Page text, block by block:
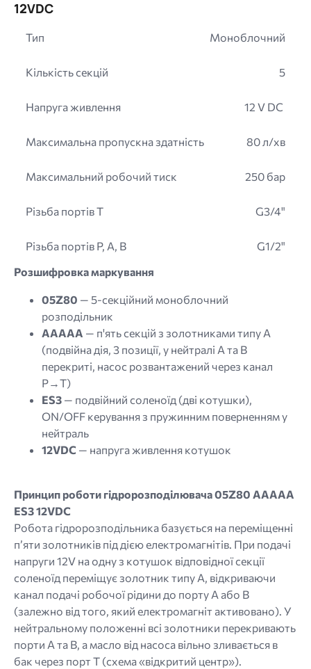
12VDC
Тип Моноблочний
Кількість секцій 5
Напруга живлення 12 V DC
Максимальна пропускна здатність 80 л/хв
Максимальний робочий тиск 250 бар
Різьба портів T G3/4"
Різьба портів P, A, B
G1/2"
Розшифровка маркування
05Z80 — 5-секційний моноблочний
розподільник
AAAAA — п'ять секцій з золотниками типу A
(подвійна дія, 3 позиції, у нейтралі A та B
перекриті, насос розвантажений через канал
P→T)
ES3 — подвійний соленоїд (дві котушки),
ON/OFF керування з пружинним поверненням у
нейтраль
12VDC — напруга живлення котушок
Принцип роботи гідророзподілювача 05Z80 AAAAA
ES3 12VDC
Робота гідророзподільника базується на переміщенні
п’яти золотників під дією електромагнітів. При подачі
напруги 12V на одну з котушок відповідної секції
соленоїд переміщує золотник типу A, відкриваючи
канал подачі робочої рідини до порту A або B
(залежно від того, який електромагніт активовано). У
нейтральному положенні всі золотники перекривають
порти A та B, а масло від насоса вільно зливається в
бак через порт T (схема «відкритий центр»).